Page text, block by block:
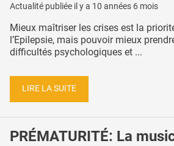
Actualité publiée il y a 10 années 6 mois
Mieux maîtriser les crises est la
l’Epilepsie, mais pouvoir mieux
difficultés psychologiques et ...
LIRE LA SUITE
PRÉMATURITÉ: La